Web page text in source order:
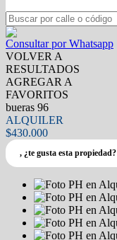
Consultar por Whatsapp
VOLVER A
RESULTADOS
AGREGAR A
FAVORITOS
bueras 96
ALQUILER
$430.000
, ¿te gusta esta propiedad?